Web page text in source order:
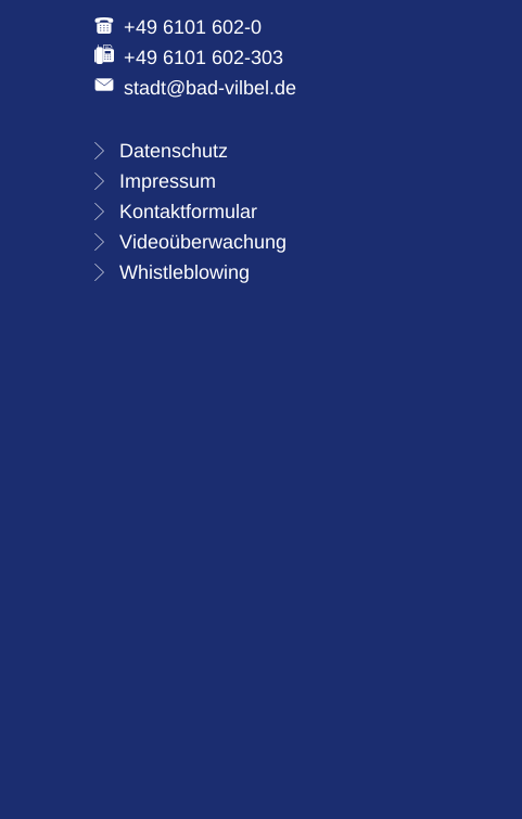
+49 6101 602-0
+49 6101 602-303
stadt@bad-vilbel.de
Datenschutz
Impressum
Kontaktformular
Videoüberwachung
Whistleblowing